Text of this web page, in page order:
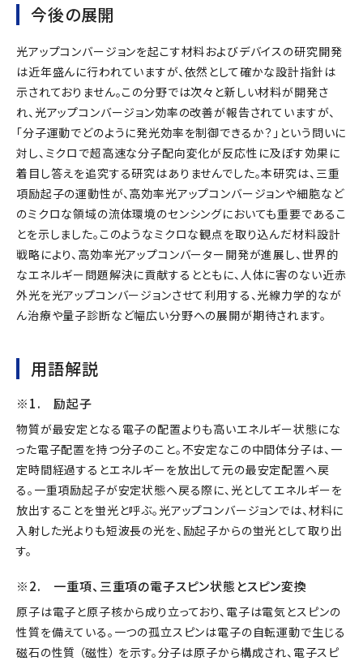
今後の展開
光アップコンバージョンを起こす材料およびデバイスの研究開発
は近年盛んに行われていますが、依然として確かな設計指針は
示されておりません。この分野では次々と新しい材料が開発さ
れ、光アップコンバージョン効率の改善が報告されていますが、
「分子運動でどのように発光効率を制御できるか？」という問いに
対し、ミクロで超高速な分子配向変化が反応性に及ぼす効果に
着目し答えを追究する研究はありませんでした。本研究は、三重
項励起子の運動性が、高効率光アップコンバージョンや細胞など
のミクロな領域の流体環境のセンシングにおいても重要であるこ
とを示しました。このようなミクロな観点を取り込んだ材料設計
戦略により、高効率光アップコンバーター開発が進展し、世界的
なエネルギー問題解決に貢献するとともに、人体に害のない近赤
外光を光アップコンバージョンさせて利用する、光線力学的なが
ん治療や量子診断など幅広い分野への展開が期待されます。
用語解説
※1. 励起子
物質が最安定となる電子の配置よりも高いエネルギー状態にな
った電子配置を持つ分子のこと。不安定なこの中間体分子は、一
定時間経過するとエネルギーを放出して元の最安定配置へ戻
る。一重項励起子が安定状態へ戻る際に、光としてエネルギーを
放出することを蛍光と呼ぶ。光アップコンバージョンでは、材料に
入射した光よりも短波長の光を、励起子からの蛍光として取り出
す。
※2. 一重項、三重項の電子スピン状態とスピン変換
原子は電子と原子核から成り立っており、電子は電気とスピンの
性質を備えている。一つの孤立スピンは電子の自転運動で生じる
磁石の性質 （磁性） を示す。分子は原子から構成され、電子スピ